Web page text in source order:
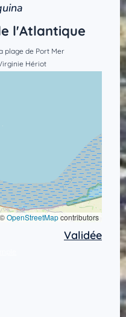
l'Atlantique
plage de Port Mer
Hériot
©OpenStreetMapcontributors
Validée